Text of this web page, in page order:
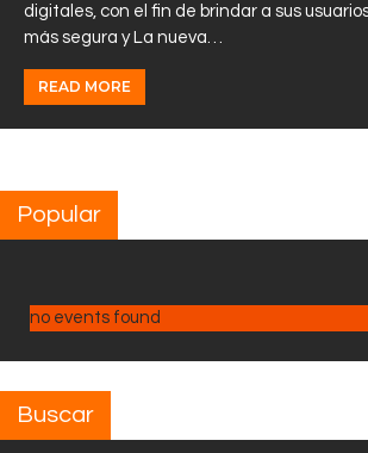
digitales, con el fin de brindar a sus
más segura y La nueva…
READ MORE
Popular
no events found
Buscar